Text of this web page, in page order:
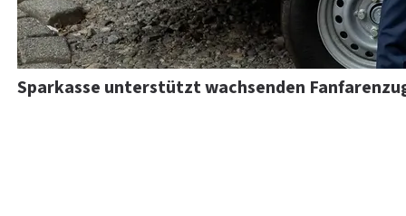
Sparkasse unterstützt wachsenden